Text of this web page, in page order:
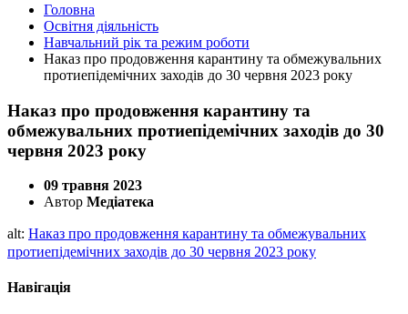
Головна
Освітня діяльність
Навчальний рік та режим роботи
Наказ про продовження карантину та обмежувальних
протиепідемічних заходів до 30 червня 2023 року
Наказ про продовження карантину та
обмежувальних протиепідемічних заходів до 30
червня 2023 року
09 травня 2023
Автор Медіатека
alt: Наказ про продовження карантину та обмежувальних
протиепідемічних заходів до 30 червня 2023 року
Навігація